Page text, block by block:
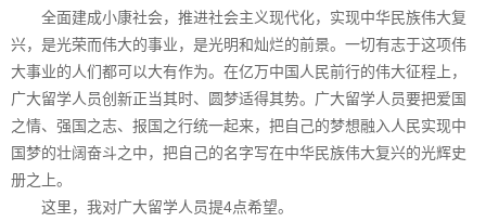
全面建成小康社会，推进社会主义现代化，实现中华民族伟大复
兴，是光荣而伟大的事业，是光明和灿烂的前景。一切有志于这项伟
大事业的人们都可以大有作为。在亿万中国人民前行的伟大征程上，
广大留学人员创新正当其时、圆梦适得其势。广大留学人员要把爱国
之情、强国之志、报国之行统一起来，把自己的梦想融入人民实现中
国梦的壮阔奋斗之中，把自己的名字写在中华民族伟大复兴的光辉史
册之上。
这里，我对广大留学人员提4点希望。